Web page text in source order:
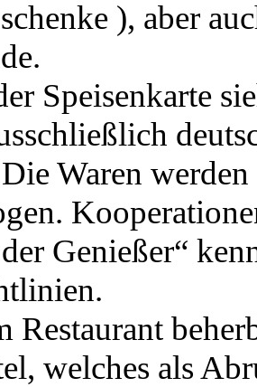
), aber
Speisenkarte
Waren
Genießer“
Restaurant
welches als